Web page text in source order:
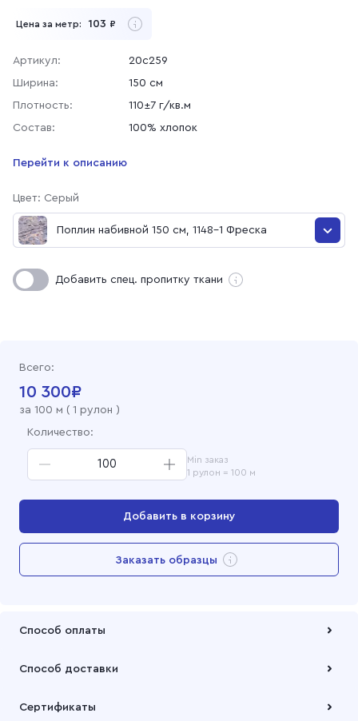
Цена за метр: 103 ₽
Артикул:
20с259
Ширина:
150 см
Плотность:
110±7 г/кв.м
Состав:
100% хлопок
Перейти к описанию
Цвет: Серый
Поплин набивной 150 см, 1148-1 Фреска
Поплин набивной 150 см, 1148-1 Фреска
Добавить спец. пропитку ткани
Всего:
10 300₽
за 100 м ( 1 рулон )
Количество:
Min заказ
1 рулон = 100 м
Добавить в корзину
Перейти в корзину
Заказать образцы
Способ оплаты
Способ доставки
наших складов или через транспортную компанию на Ваш
Сертификаты